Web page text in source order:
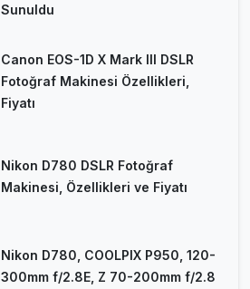
Sunuldu
Canon EOS-1D X Mark III DSLR
Fotoğraf Makinesi Özellikleri,
Fiyatı
Nikon D780 DSLR Fotoğraf
Makinesi, Özellikleri ve Fiyatı
Nikon D780, COOLPIX P950, 120-
300mm f/2.8E, Z 70-200mm f/2.8